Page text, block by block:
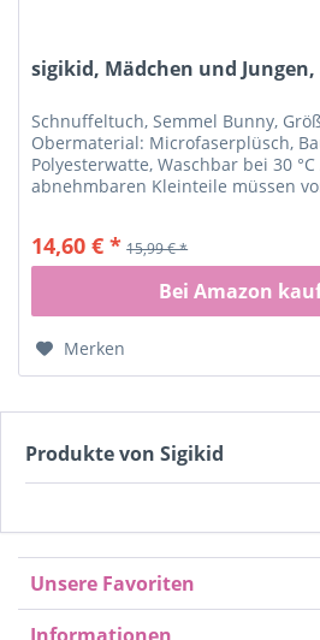
sigikid, Mädchen und
Schnuffeltuch, Semmel Bunny,
Obermaterial: Microfaserplüsch,
Polyesterwatte, Waschbar bei 30
abnehmbaren Kleinteile müssen
14,60 € * 15,99 € *
Bei Amazon
Merken
Produkte von Sigikid
Unsere Favoriten
Informationen